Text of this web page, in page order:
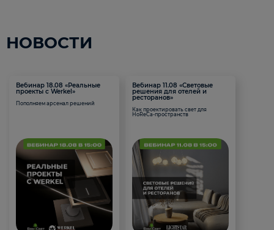
НОВОСТИ
Вебинар 18.08 «Реальные
проекты с Werkel»
Пополняем арсенал решений
Вебинар 11.08 «Световые
решения для отелей и
ресторанов»
Как проектировать свет для
HoReCa-пространств